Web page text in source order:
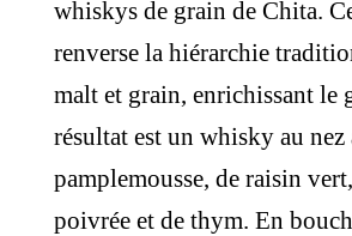
whiskys de grain de Chita.
renverse la hiérarchie
malt et grain, enrichissant le
résultat est un whisky au nez
pamplemousse, de raisin
poivrée et de thym. En